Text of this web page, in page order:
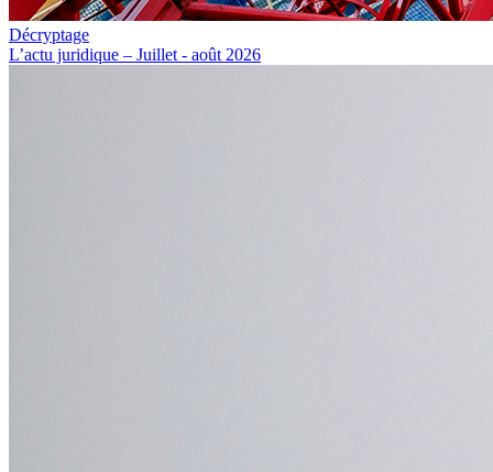
Décryptage
L’actu juridique – Juillet - août 2026